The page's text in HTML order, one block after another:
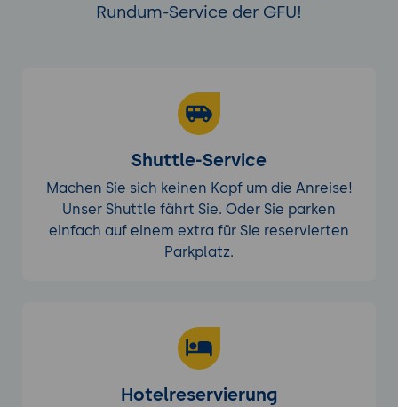
Rundum-Service der GFU!
Shuttle-Service
Machen Sie sich keinen Kopf um die Anreise!
Unser Shuttle fährt Sie. Oder Sie parken
einfach auf einem extra für Sie reservierten
Parkplatz.
Hotelreservierung